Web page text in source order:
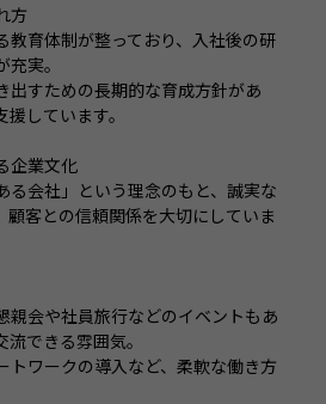
方
教育体制が整っており、入社後の研
実。
出すための長期的な育成方針があ
しています。
企業文化
る会社」という理念のもと、誠実な
顧客との信頼関係を大切にしていま
親会や社員旅行などのイベントもあ
できる雰囲気。
トワークの導入など、柔軟な働き方